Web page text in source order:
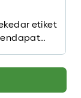
etiket
Gaya
mebuat
dengan
komputer